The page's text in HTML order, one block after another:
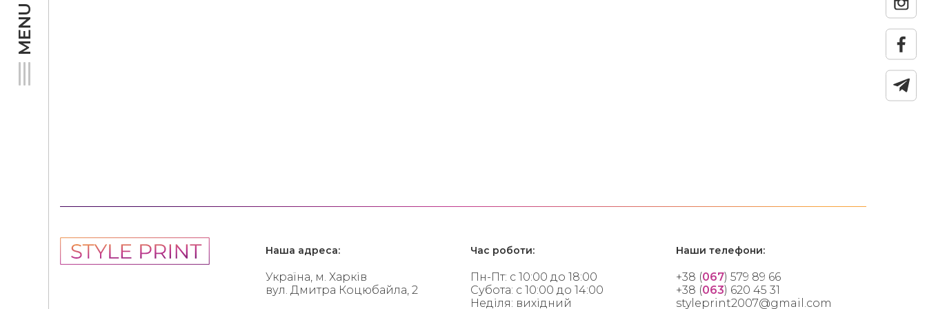
MENU
Наша адреса:
Україна, м. Харків
вул. Дмитра Коцюбайла, 2
Час роботи:
Пн-Пт: с 10:00 до 18:00
Субота: с 10:00 до 14:00
Неділя: вихідний
Наши телефони:
+38 (067) 579 89 66
+38 (063) 620 45 31
styleprint2007@gmail.com